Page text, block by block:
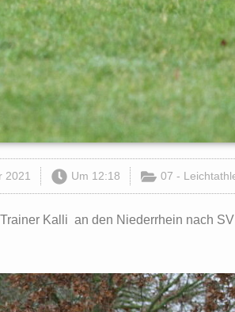
2021 Um 12:18 07 -
Kalli an den Niederrhein nach